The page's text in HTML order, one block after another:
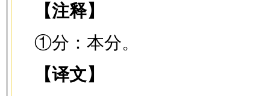
【注释】
①分：本分。
【译文】